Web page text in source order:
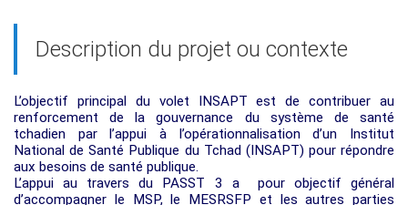
Description du projet ou contexte
L’objectif principaldu volet INSAPT est de contribuer au
renforcement de la gouvernance du système de santé
tchadien par l’appui à l’opérationnalisation d’un Institut
National de Santé Publique du Tchad (INSAPT) pour répondre
aux besoins de santé publique.
L’appui au travers du PASST 3 a pour objectif général
d’accompagner le MSP, le MESRSFP et les autres parties